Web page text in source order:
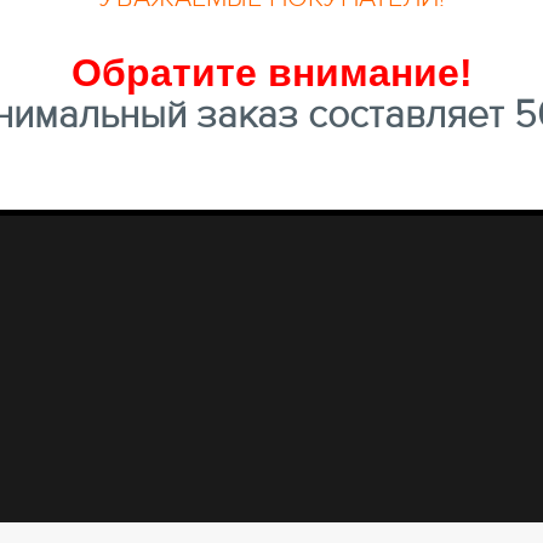
Обратите внимание!
заказ составляет